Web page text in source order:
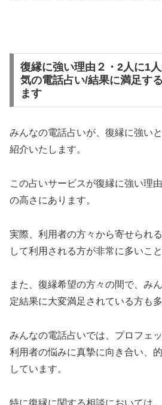
復縁に強い理由２・2人に1
気の電話占い/結果に満足す
ます
みんなの電話占いが、復縁に強い
紹介いたします。
この占いサービスが復縁に強い理
の高さにあります。
実際、利用者の方々から寄せられ
して利用される方が非常に多いこ
また、復縁希望の方々の間で、み
定結果に大変満足されている方も
みんなの電話占いでは、プロフェ
利用者の悩みに真摯に向き合い、
しています。
特に復縁に関する相談においては